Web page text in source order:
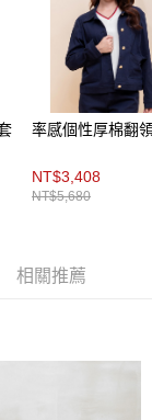
本公司不負相關責
戶狀況，依本公司即
本公司將視審查結果
現惡意使用之情形，
取法律行動。
率感個性厚棉翻
NT$3,408
NT$5,680
相關推薦